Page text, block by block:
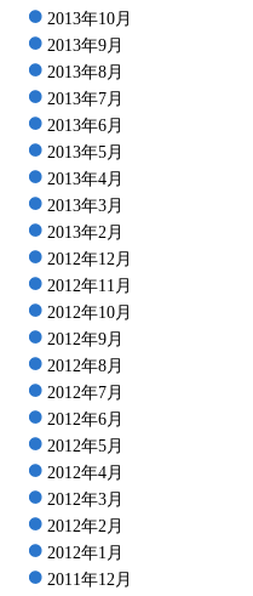
2013年10月
2013年9月
2013年8月
2013年7月
2013年6月
2013年5月
2013年4月
2013年3月
2013年2月
2012年12月
2012年11月
2012年10月
2012年9月
2012年8月
2012年7月
2012年6月
2012年5月
2012年4月
2012年3月
2012年2月
2012年1月
2011年12月